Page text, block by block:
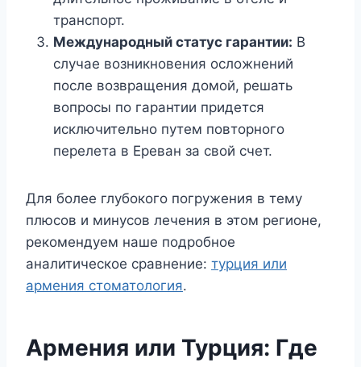
транспорт.
Международный статус гарантии: В
случае возникновения осложнений
после возвращения домой, решать
вопросы по гарантии придется
исключительно путем повторного
перелета в Ереван за свой счет.
Для более глубокого погружения в тему
плюсов и минусов лечения в этом регионе,
рекомендуем наше подробное
аналитическое сравнение: турция или
армения стоматология.
Армения или Турция: Где